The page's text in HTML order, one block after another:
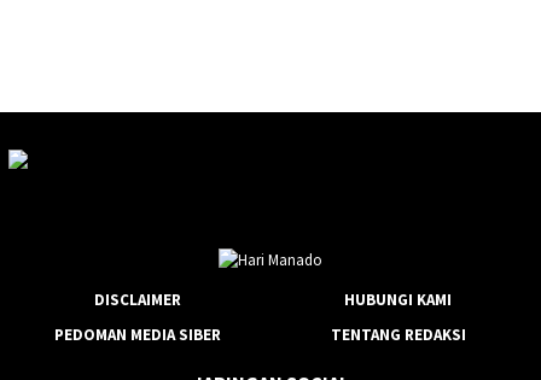
DISCLAIMER
HUBUNGI KAMI
PEDOMAN MEDIA SIBER
TENTANG REDAKSI